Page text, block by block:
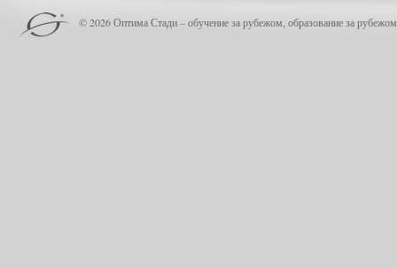
© 2026 Оптима Стади – обучение за рубежом, образование за